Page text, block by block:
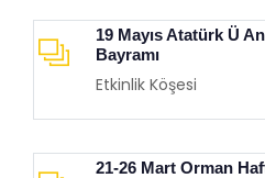
19 Mayıs Atatürk Ü
Bayramı
Etkinlik Köşesi
21-26 Mart Orman